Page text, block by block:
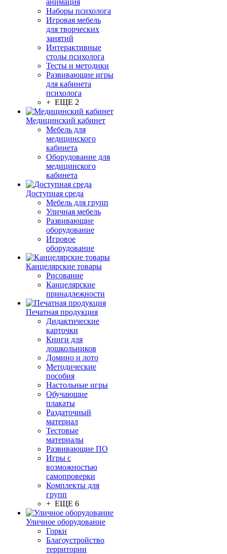
анимация
Наборы психолога
Игровая мебель
для творческих
занятий
Интерактивные
столы психолога
Тесты и методики
Развивающие игры
для кабинета
психолога
+ ЕЩЕ 2
Медицинский кабинет
Мебель для
медицинского
кабинета
Оборудование для
медицинского
кабинета
Доступная среда
Мебель для групп
Уличная мебель
Развивающие
оборудование
Игровое
оборудование
Канцелярские товары
Рисование
Канцелярские
принадлежности
Печатная продукция
Дидактические
карточки
Книги для
дошкольников
Домино и лото
Методические
пособия
Настольные игры
Обучающие
плакаты
Раздаточный
материал
Тестовые
материалы
Развивающие ПО
Игры с
возможностью
самопроверки
Комплекты для
групп
+ ЕЩЕ 6
Уличное оборудование
Горки
Благоустройство
территории